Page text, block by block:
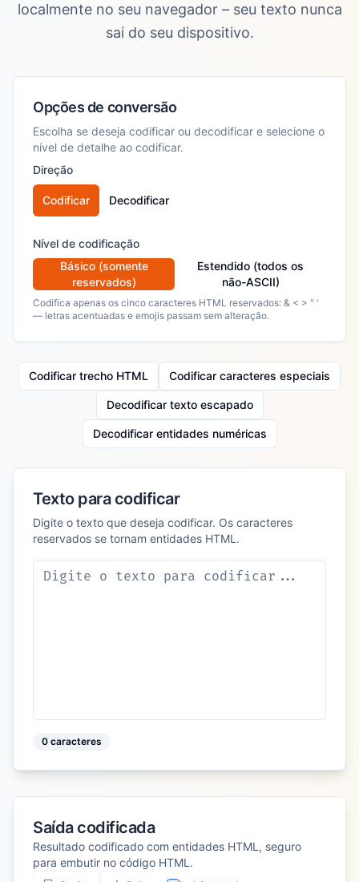
localmente no seu navegador – seu texto nunca
sai do seu dispositivo.
Opções de conversão
Escolha se deseja codificar ou decodificar e selecione o
nível de detalhe ao codificar.
Direção
Codificar Decodificar
Nível de codificação
Básico (somente
reservados)
Estendido (todos os
não-ASCII)
Codifica apenas os cinco caracteres HTML reservados: & < > " '
— letras acentuadas e emojis passam sem alteração.
Codificar trecho HTML Codificar caracteres especiais
Decodificar texto escapado
Decodificar entidades numéricas
Texto para codificar
Digite o texto que deseja codificar. Os caracteres
reservados se tornam entidades HTML.
0 caracteres
Saída codificada
Resultado codificado com entidades HTML, seguro
para embutir no código HTML.